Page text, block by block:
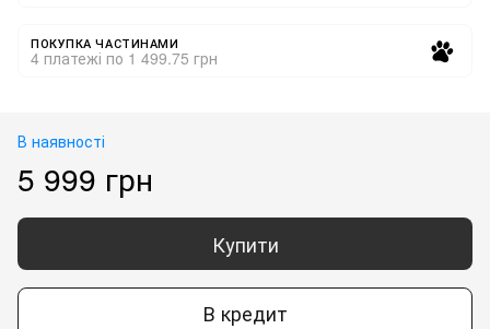
ПОКУПКА ЧАСТИНАМИ
4 платежі по 1 499.75 грн
В наявності
5 999 грн
Купити
В кредит